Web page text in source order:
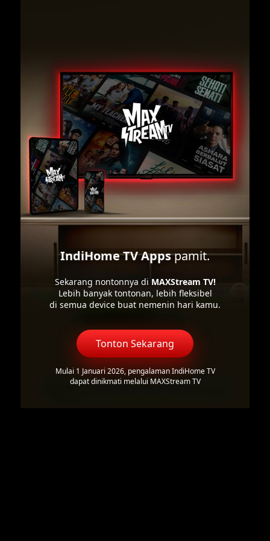
IndiHome TV Appspamit.
Sekarang nontonnya di MAXStream TV!
Lebih banyak tontonan, lebih fleksibel
di semua device buat nemenin hari kamu.
Tonton Sekarang
Mulai 1 Januari 2026, pengalaman IndiHome TV
dapat dinikmati melalui MAXStream TV